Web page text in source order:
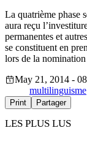
La quatrième phase
aura reçu
permanentes et
se constituent en
lors de la
May 21, 2014 -
multilinguisme
Print Partager
LES PLUS LUS